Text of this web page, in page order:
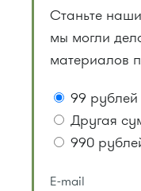
Станьте
мы могли
материалов
99
Другая
990
E-mail